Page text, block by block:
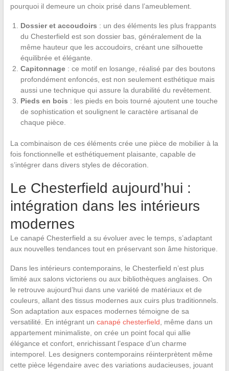
pourquoi il demeure un choix prisé dans l’ameublement.
Dossier et accoudoirs : un des éléments les plus frappants
du Chesterfield est son dossier bas, généralement de la
même hauteur que les accoudoirs, créant une silhouette
équilibrée et élégante.
Capitonnage: ce motif en losange, réalisé par des boutons
profondément enfoncés, est non seulement esthétique mais
aussi une technique qui assure la durabilité du revêtement.
Pieds en bois : les pieds en bois tourné ajoutent une touche
de sophistication et soulignent le caractère artisanal de
chaque pièce.
La combinaison de ces éléments crée une pièce de mobilier à la
fois fonctionnelle et esthétiquement plaisante, capable de
s’intégrer dans divers styles de décoration.
Le Chesterfield aujourd’hui :
intégration dans les intérieurs
modernes
Le canapé Chesterfield a su évoluer avec le temps, s’adaptant
aux nouvelles tendances tout en préservant son âme historique.
Dans les intérieurs contemporains, le Chesterfield n’est plus
limité aux salons victoriens ou aux bibliothèques anglaises. On
le retrouve aujourd’hui dans une variété de matériaux et de
couleurs, allant des tissus modernes aux cuirs plus traditionnels.
Son adaptation aux espaces modernes témoigne de sa
versatilité. En intégrant un canapé chesterfield , même dans un
appartement minimaliste, on crée un point focal qui allie
élégance et confort, enrichissant l’espace d’un charme
intemporel. Les designers contemporains réinterprètent même
cette pièce légendaire avec des variations audacieuses, jouant